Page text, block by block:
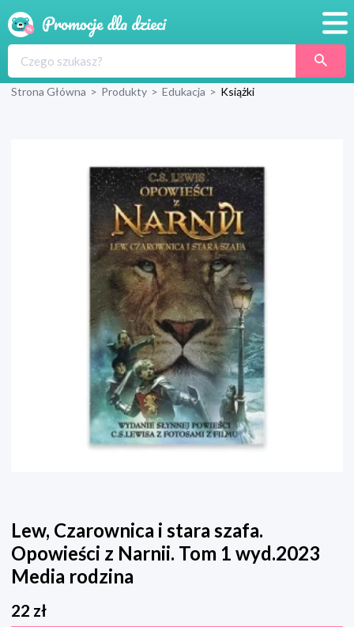
Produkty
Blog
Wyprawka
Strona Główna > Produkty > Edukacja > Książki
Lew, Czarownica i stara szafa.
Opowieści z Narnii. Tom 1 wyd.2023
Media rodzina
22 zł